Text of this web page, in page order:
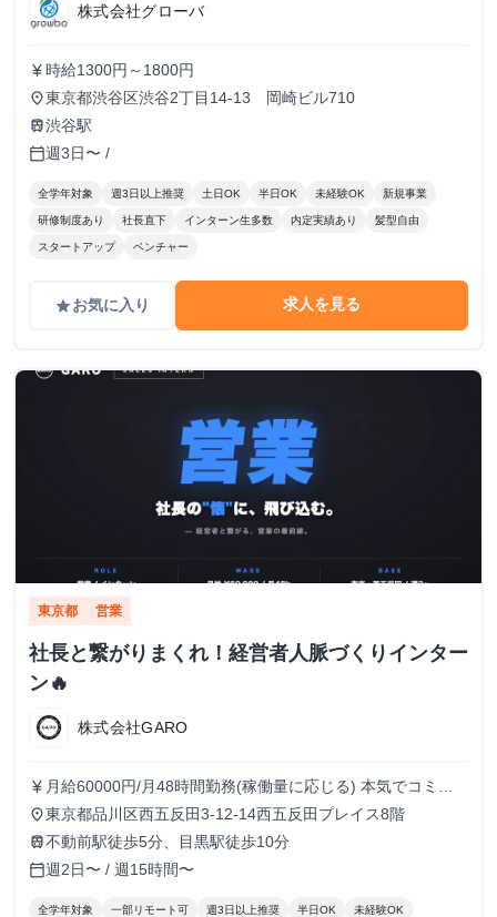
株式会社グローバ
currency_yen 時給1300円～1800円
place東京都渋谷区渋谷2丁目14-13 岡崎ビル710
train渋谷駅
calendar_today週3日〜 /
全学年対象 週3日以上推奨 土日OK 半日OK 未経験OK 新規事業
研修制度あり 社長直下 インターン生多数 内定実績あり 髪型自由
スタートアップ ベンチャー
gradeお気に入り 求人を見る
東京都 営業
社長と繋がりまくれ！経営者人脈づくりインター
ン🔥
株式会社GARO
currency_yen 月給60000円/月48時間勤務(稼働量に応じる) 本気でコミッ
トすれば、学生でも圧倒的な実績と報酬を得られる環境で
す！
place東京都品川区西五反田3-12-14西五反田プレイス8階
train不動前駅徒歩5分、目黒駅徒歩10分
calendar_today週2日〜 / 週15時間〜
全学年対象 一部リモート可 週3日以上推奨 半日OK 未経験OK